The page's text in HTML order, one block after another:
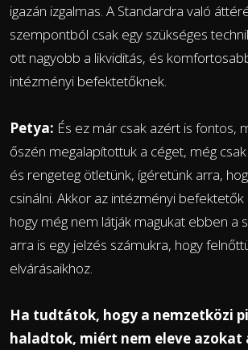
igazán izgalmas. A Standardra való
szempontból csak egy szükséges
ott nagyobb a likviditás, és
intézményi befektetőknek.
Petya: És ez már csak azért is fontos,
őszén megalapítottuk a céget, még
és rengeteg ötletünk, ígéretünk arra,
csinálni. Akkor az intézményi
hogy még nem látják magukat ebben a
arra is egy jelzés számukra, hogy
elvárásaikhoz.
Ha tudtátok, hogy a nemzetközi
haladtok, miért nem eleve azokat